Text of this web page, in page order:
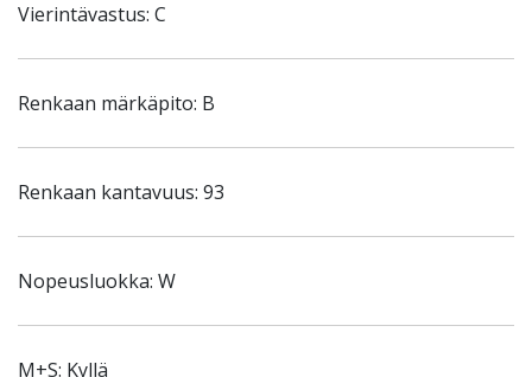
Vierintävastus: C
Renkaan märkäpito: B
Renkaan kantavuus: 93
Nopeusluokka: W
M+S: Kyllä